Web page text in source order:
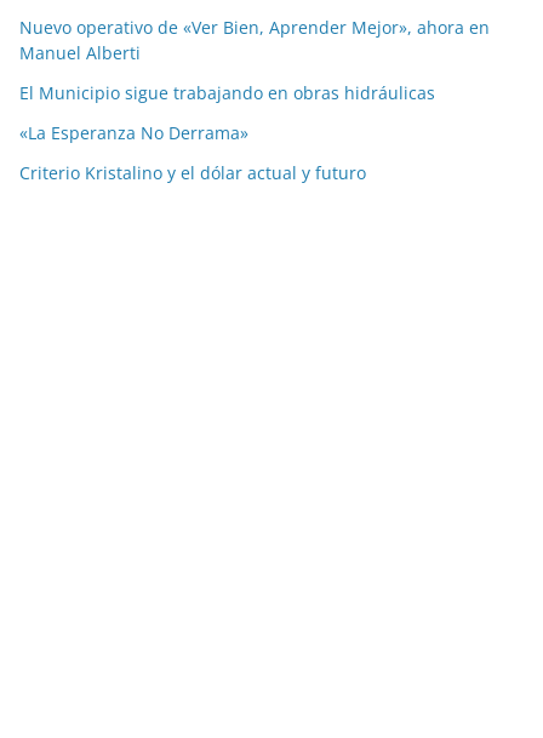
Nuevo operativo de «Ver Bien, Aprender Mejor», ahora en
Manuel Alberti
El Municipio sigue trabajando en obras hidráulicas
«La Esperanza No Derrama»
Criterio Kristalino y el dólar actual y futuro